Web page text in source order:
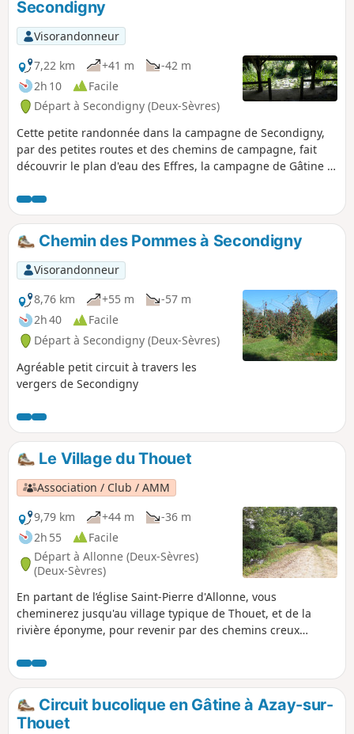
Secondigny
Visorandonneur
7,22 km
+41 m
-42 m
2h 10
Facile
Départ à Secondigny (Deux-Sèvres)
Cette petite randonnée dans la campagne de Secondigny,
par des petites routes et des chemins de campagne, fait
découvrir le plan d'eau des Effres, la campagne de Gâtine et
est inspirée de la randonnée n°7 publiée sur un dépliant du
service patrimoine de Parthenay Gâtine. Elle est en partie
balisée : balise Ronde Bleue.
Chemin des Pommes à Secondigny
Visorandonneur
8,76 km
+55 m
-57 m
2h 40
Facile
Départ à Secondigny (Deux-Sèvres)
Agréable petit circuit à travers les
vergers de Secondigny
Le Village du Thouet
Association / Club / AMM
9,79 km
+44 m
-36 m
2h 55
Facile
Départ à Allonne (Deux-Sèvres)
(Deux-Sèvres)
En partant de l’église Saint-Pierre d'Allonne, vous
cheminerez jusqu'au village typique de Thouet, et de la
rivière éponyme, pour revenir par des chemins creux
ainsi qu'une ancienne voie gallo-romaine dite : Chemin des
Chaussées. Vous profiterez de paysages bocagers, des
troupeaux de vaches de race parthenaise et des pommiers :
Clochard, de plein vent.
Circuit bucolique en Gâtine à Azay-sur-
Thouet